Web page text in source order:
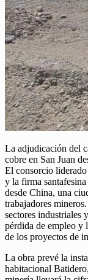
La adjudicación del
cobre en San Juan
El consorcio
y la firma
desde China, una
trabajadores
sectores industriales
pérdida de empleo y
de los proyectos de
La obra prevé la
habitacional